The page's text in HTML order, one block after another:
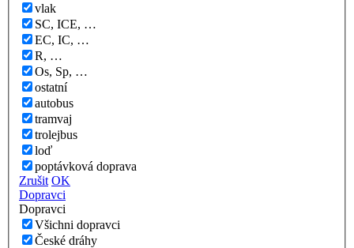
vlak
SC, ICE, …
EC, IC, …
R, …
Os, Sp, …
ostatní
autobus
tramvaj
trolejbus
loď
poptávková doprava
Zrušit OK
Dopravci
Dopravci
Všichni dopravci
České dráhy